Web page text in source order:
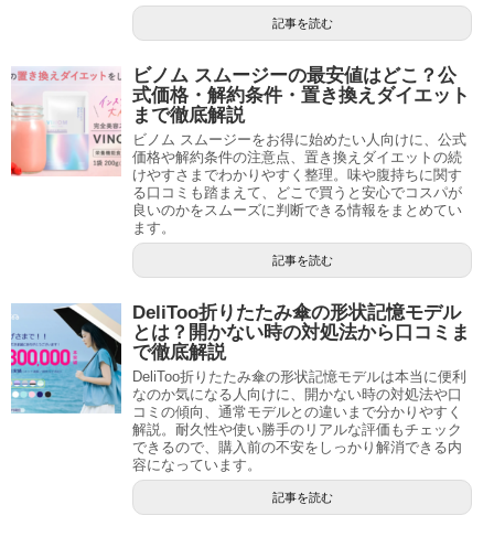
記事を読む
ビノム スムージーの最安値はどこ？公
式価格・解約条件・置き換えダイエット
まで徹底解説
ビノム スムージーをお得に始めたい人向けに、公式
価格や解約条件の注意点、置き換えダイエットの続
けやすさまでわかりやすく整理。味や腹持ちに関す
る口コミも踏まえて、どこで買うと安心でコスパが
良いのかをスムーズに判断できる情報をまとめてい
ます。
記事を読む
DeliToo折りたたみ傘の形状記憶モデル
とは？開かない時の対処法から口コミま
で徹底解説
DeliToo折りたたみ傘の形状記憶モデルは本当に便利
なのか気になる人向けに、開かない時の対処法や口
コミの傾向、通常モデルとの違いまで分かりやすく
解説。耐久性や使い勝手のリアルな評価もチェック
できるので、購入前の不安をしっかり解消できる内
容になっています。
記事を読む